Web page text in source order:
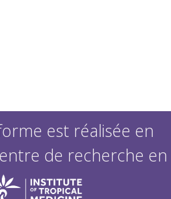
est réalisée en
de recherche en
humaine et en